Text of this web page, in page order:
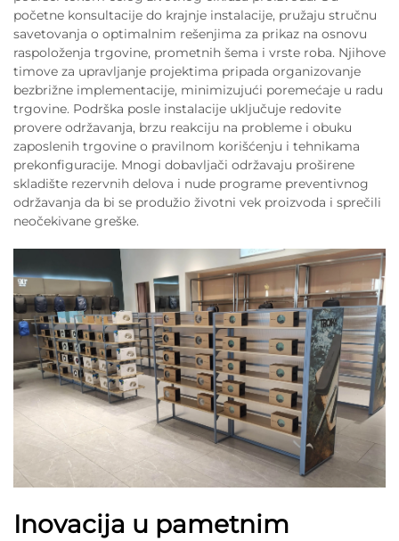
početne konsultacije do krajnje instalacije, pružaju stručnu
savetovanja o optimalnim rešenjima za prikaz na osnovu
raspoloženja trgovine, prometnih šema i vrste roba. Njihove
timove za upravljanje projektima pripada organizovanje
bezbrižne implementacije, minimizujući poremećaje u radu
trgovine. Podrška posle instalacije uključuje redovite
provere održavanja, brzu reakciju na probleme i obuku
zaposlenih trgovine o pravilnom korišćenju i tehnikama
prekonfiguracije. Mnogi dobavljači održavaju proširene
skladište rezervnih delova i nude programe preventivnog
održavanja da bi se produžio životni vek proizvoda i sprečili
neočekivane greške.
Inovacija u pametnim